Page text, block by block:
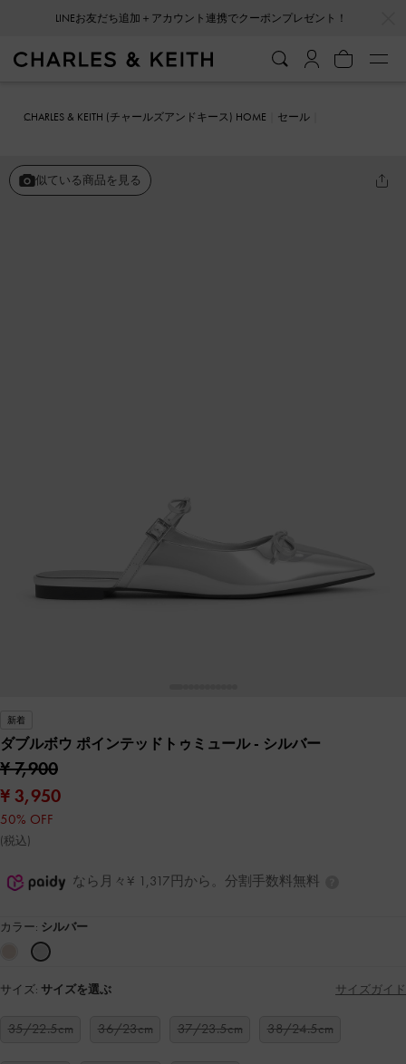
LINEお友だち追加＋アカウント連携でクーポンプレゼント！
CHARLES & KEITH (チャールズアンドキース) HOME
セール
似ている商品を見る
新着
ダブルボウ ポインテッドトゥミュール- シルバー
¥ 7,900
¥ 3,950
50% OFF
(税込)
なら月々¥ 1,317円から。分割手数料無料
カラー: シルバー
サイズ: サイズを選ぶ サイズガイド
35/22.5cm 36/23cm 37/23.5cm 38/24.5cm